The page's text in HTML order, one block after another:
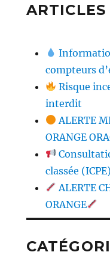
ARTICLES
compteurs
Risque
interdit
ALERTE
ORANGE
classée (ICPE)
ALERTE
ORANGE